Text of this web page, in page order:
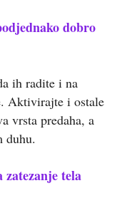
dobro
ih radite i na
Aktivirajte i ostale
vrsta predaha, a
duhu.
zatezanje tela